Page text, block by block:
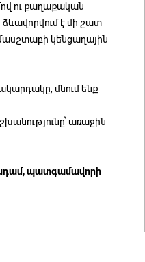
ու քաղաքական
է մի շատ
կենցաղային
մնում ենք
առաջին
պատգամավորի